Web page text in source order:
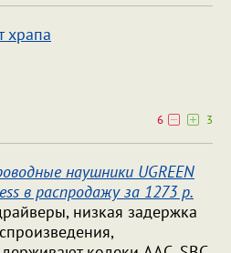
храпа
6
3
наушники UGREEN
в распродажу за 1273 р.
низкая задержка